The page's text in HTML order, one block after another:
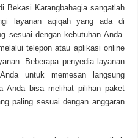
Bekasi Karangbahagia sangatlah
layanan aqiqah yang ada di
sesuai dengan kebutuhan Anda.
telepon atau aplikasi online
Beberapa penyedia layanan
untuk memesan langsung
Anda bisa melihat pilihan paket
paling sesuai dengan anggaran